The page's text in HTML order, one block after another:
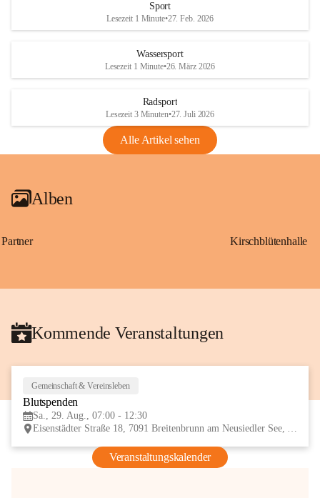
Rebe und der Amerikanischen
Anhang VBl. EU Nr. 18
1 Seite•1,4 MB
VBl. EU Nr. 18_2026
Sport
Lesezeit 1 Minute•27. Feb. 2026
Wassersport
Lesezeit 1 Minute•26. März 2026
Radsport
Lesezeit 3 Minuten•27. Juli 2026
Alle Artikel sehen
Alben
Partner Kirschblütenhalle
Kommende Veranstaltungen
Gemeinschaft & Vereinsleben
Blutspenden
Sa., 29. Aug., 07:00 - 12:30
Eisenstädter Straße 18, 7091 Breitenbrunn am Neusiedler See, AUT
Veranstaltungskalender